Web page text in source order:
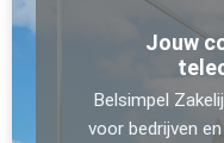
Jouw
Belsimpel
voor bedrijven